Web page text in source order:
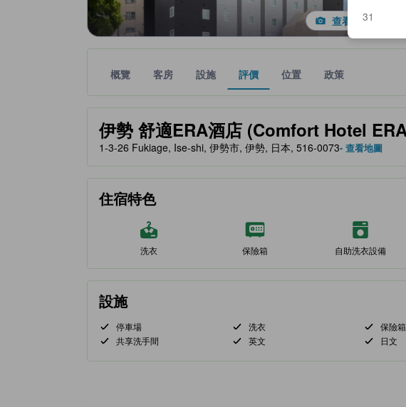
31
查看全部照片
概覽 客房 設施 評價 位置 政策
伊勢 舒適ERA酒店 (Comfort Hotel
tooltip
金星評級由夥伴網站提供，反映住客對舒適度及設施服務等的預期。
1-3-26 Fukiage, Ise-shi, 伊勢市, 伊勢, 日本, 516-0073- 查看地圖
住宿特色
洗衣 保險箱 自助洗衣設備
設施
停車場 洗衣 保險箱
共享洗手間
英文 日文